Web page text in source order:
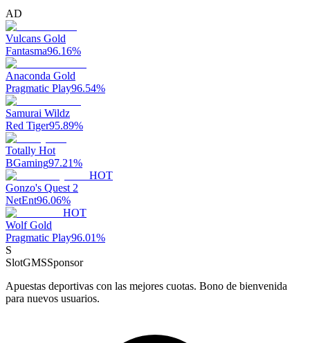
AD
Vulcans Gold
Fantasma96.16%
Anaconda Gold
Pragmatic Play96.54%
Samurai Wildz
Red Tiger95.89%
Totally Hot
BGaming97.21%
HOT
Gonzo's Quest 2
NetEnt96.06%
HOT
Wolf Gold
Pragmatic Play96.01%
S
SlotGMSSponsor
Apuestas deportivas con las mejores cuotas. Bono de bienvenida
para nuevos usuarios.